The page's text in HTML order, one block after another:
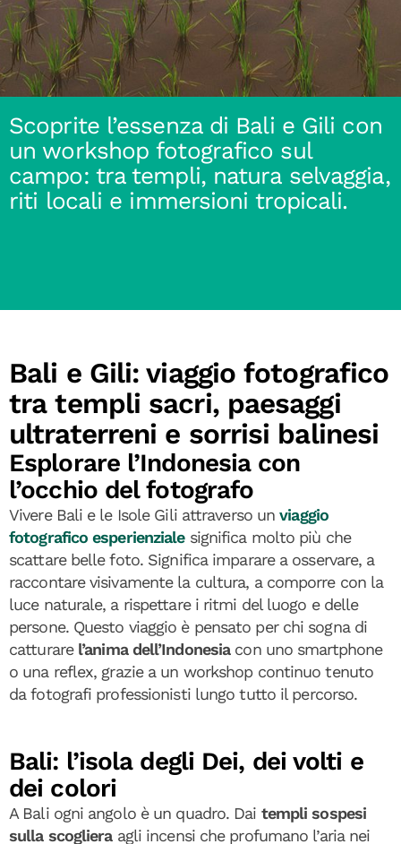
Scoprite l’essenza di Bali e Gili con
un workshop fotografico sul
campo: tra templi, natura selvaggia,
riti locali e immersioni tropicali.
Bali e Gili: viaggio fotografico
tra templi sacri, paesaggi
ultraterreni e sorrisi balinesi
Esplorare l’Indonesia con
l’occhio del fotografo
Vivere Bali e le Isole Gili attraverso unviaggio
fotografico esperienzialesignifica molto più che
scattare belle foto. Significa imparare a osservare, a
raccontare visivamente la cultura, a comporre con la
luce naturale, a rispettare i ritmi del luogo e delle
persone. Questo viaggio è pensato per chi sogna di
catturare l’anima dell’Indonesiacon uno smartphone
o una reflex, grazie a un workshop continuo tenuto
da fotografi professionisti lungo tutto il percorso.
Bali: l’isola degli Dei, dei volti e
dei colori
A Bali ogni angolo è un quadro. Dai templi sospesi
sulla scoglieraagli incensi che profumano l’aria nei